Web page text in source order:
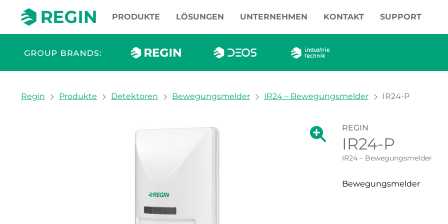
PRODUKTE LÖSUNGEN UNTERNEHMEN KONTAKT SUPPORT
You are here:
Regin Produkte Detektoren Bewegungsmelder IR24 – Bewegungsmelder IR24-P
Zeige große Version des Bildes.
Zeige große
REGIN
IR24-P
IR24 – Bewegungsmelder
Bewegungsmelder